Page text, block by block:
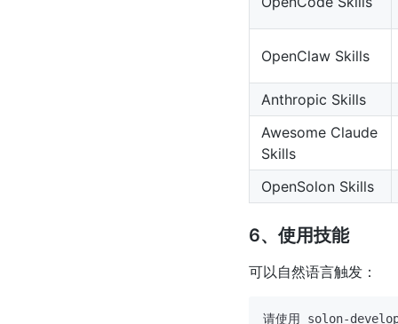
OpenClaw Skills
Anthropic Skills
Awesome Claude
Skills
OpenSolon Skills
6、使用技能
可以自然语言触发：